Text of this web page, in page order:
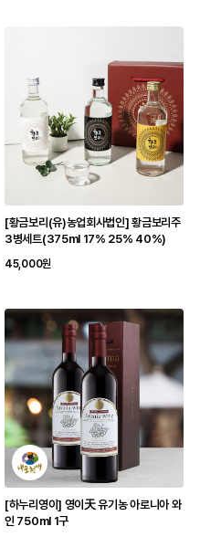
[황금보리(유)농업회사법인] 황금보리주
3병세트(375ml 17% 25% 40%)
45,000원
[하누리영이] 영이天 유기농 아로니아 와
인 750ml 1구